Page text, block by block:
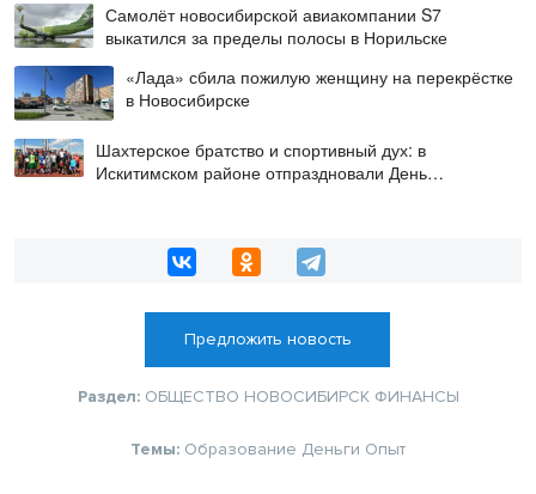
Самолёт новосибирской авиакомпании S7
выкатился за пределы полосы в Норильске
«Лада» сбила пожилую женщину на перекрёстке
в Новосибирске
Шахтерское братство и спортивный дух: в
Искитимском районе отпраздновали День
Предложить новость
Раздел: ОБЩЕСТВО НОВОСИБИРСК ФИНАНСЫ
Темы: Образование Деньги Опыт